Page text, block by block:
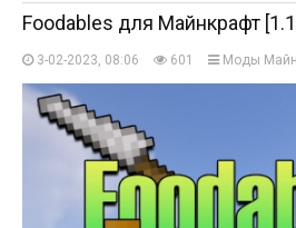
Foodables для Майнкрафт
3-02-2023, 08:06 601 Моды